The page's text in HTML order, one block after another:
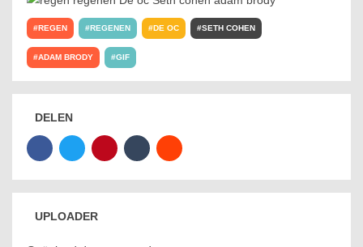
REGEN REGENEN DE OC SETH COHEN
ADAM BRODY GIF
DELEN
UPLOADER